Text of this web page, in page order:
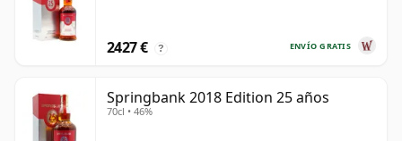
ENVÍO GRATIS
2427 € ?
Springbank 2018 Edition 25 años
70cl • 46%